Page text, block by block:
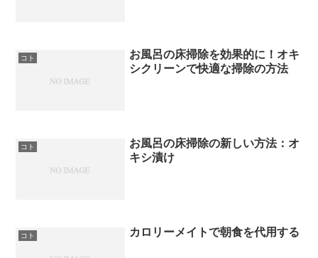
コト
お風呂の床掃除を効果的に！オキ
シクリーンで快適な掃除の方法
コト
お風呂の床掃除の新しい方法：オ
キシ漬け
コト カロリーメイトで朝食を代用する